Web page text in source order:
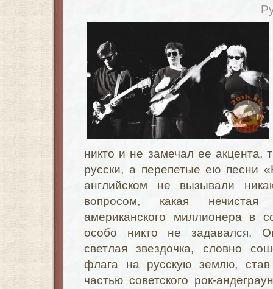
никто и не замечал ее акцента,
русски, а перепетые ею песни
английском не вызывали
вопросом, какая
американского миллионера в
особо никто не задавался.
светлая звездочка, словно
флага на русскую землю,
частью советского рок-